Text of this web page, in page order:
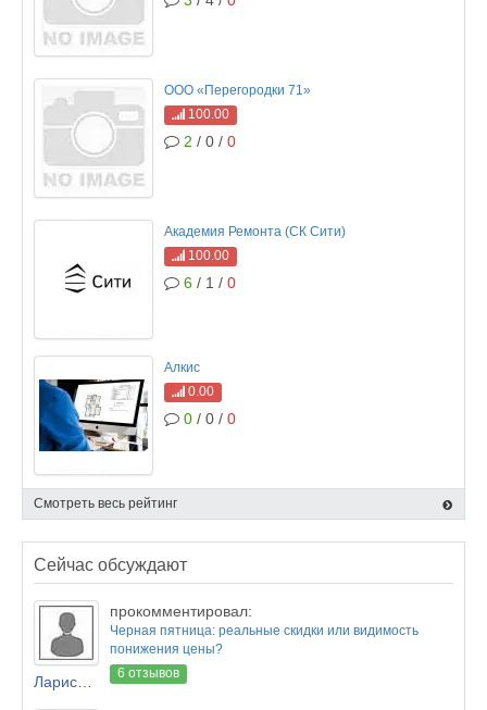
ООО «Перегородки 71»
100.00
2 / 0 / 0
Академия Ремонта (СК Сити)
100.00
6 / 1 / 0
Алкис
0.00
0 / 0 / 0
Смотреть весь рейтинг
Сейчас обсуждают
прокомментировал:
Черная пятница: реальные скидки или видимость
понижения цены?
6 отзывов